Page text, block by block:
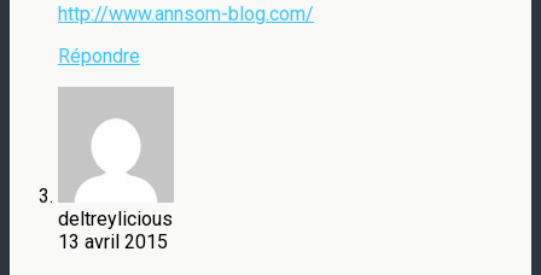
http://www.annsom-blog.com/
Répondre
deltreylicious
13 avril 2015